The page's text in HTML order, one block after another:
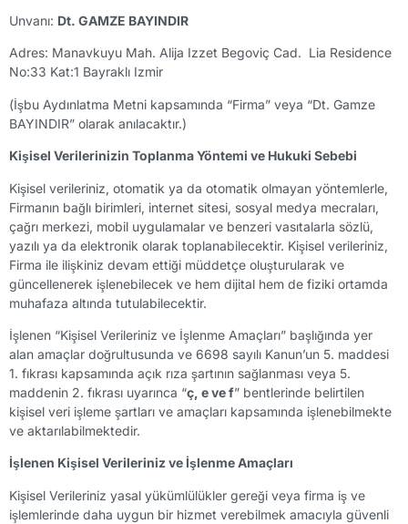
Unvanı: Dt. GAMZE BAYINDIR
Adres: Manavkuyu Mah. Alija Izzet Begoviç Cad. Lia Residence
No:33 Kat:1 Bayraklı Izmir
(İşbu Aydınlatma Metni kapsamında “Firma” veya “Dt. Gamze
BAYINDIR” olarak anılacaktır.)
Kişisel Verilerinizin Toplanma Yöntemi ve Hukuki Sebebi
Kişisel verileriniz, otomatik ya da otomatik olmayan yöntemlerle,
Firmanın bağlı birimleri, internet sitesi, sosyal medya mecraları,
çağrı merkezi, mobil uygulamalar ve benzeri vasıtalarla sözlü,
yazılı ya da elektronik olarak toplanabilecektir. Kişisel verileriniz,
Firma ile ilişkiniz devam ettiği müddetçe oluşturularak ve
güncellenerek işlenebilecek ve hem dijital hem de fiziki ortamda
muhafaza altında tutulabilecektir.
İşlenen “Kişisel Verileriniz ve İşlenme Amaçları” başlığında yer
alan amaçlar doğrultusunda ve 6698 sayılı Kanun’un 5. maddesi
1. fıkrası kapsamında açık rıza şartının sağlanması veya 5.
maddenin 2. fıkrası uyarınca “ç, e ve f” bentlerinde belirtilen
kişisel veri işleme şartları ve amaçları kapsamında işlenebilmekte
ve aktarılabilmektedir.
İşlenen Kişisel Verileriniz ve İşlenme Amaçları
Kişisel Verileriniz yasal yükümlülükler gereği veya firma iş ve
işlemlerinde daha uygun bir hizmet verebilmek amacıyla güvenli